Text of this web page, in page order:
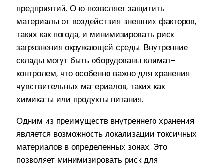
предприятий. Оно позволяет защитить
материалы от воздействия внешних факторов,
таких как погода, и минимизировать риск
загрязнения окружающей среды. Внутренние
склады могут быть оборудованы климат-
контролем, что особенно важно для хранения
чувствительных материалов, таких как
химикаты или продукты питания.
Одним из преимуществ внутреннего хранения
является возможность локализации токсичных
материалов в определенных зонах. Это
позволяет минимизировать риск для